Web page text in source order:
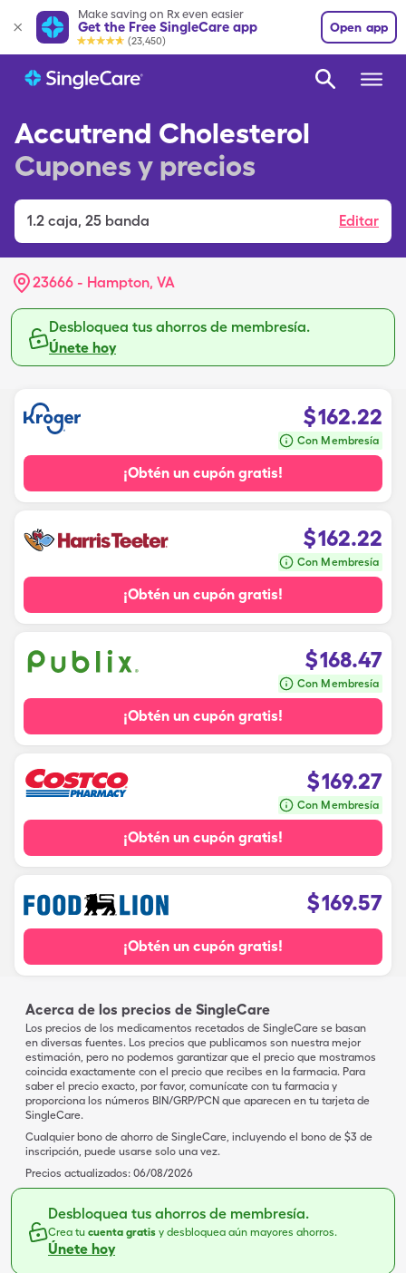
Make saving on Rx even easier
Get the Free SingleCare app
(23,450)
Open app
Accutrend Cholesterol
Cupones y precios
1.2 caja, 25 banda Editar
23666 - Hampton, VA
Desbloquea tus ahorros de membresía.
Únete hoy
$162.22
Con Membresía
¡Obtén un cupón gratis!
$162.22
Con Membresía
¡Obtén un cupón gratis!
$168.47
Con Membresía
¡Obtén un cupón gratis!
$169.27
Con Membresía
¡Obtén un cupón gratis!
$169.57
¡Obtén un cupón gratis!
Acerca de los precios de SingleCare
Los precios de los medicamentos recetados de SingleCare se basan
en diversas fuentes. Los precios que publicamos son nuestra mejor
estimación, pero no podemos garantizar que el precio que mostramos
coincida exactamente con el precio que recibes en la farmacia. Para
saber el precio exacto, por favor, comunícate con tu farmacia y
proporciona los números BIN/GRP/PCN que aparecen en tu tarjeta de
SingleCare.
Cualquier bono de ahorro de SingleCare, incluyendo el bono de $3 de
inscripción, puede usarse solo una vez.
Precios actualizados: 06/08/2026
Desbloquea tus ahorros de membresía.
Crea tu cuenta gratis y desbloquea aún mayores ahorros.
Únete hoy